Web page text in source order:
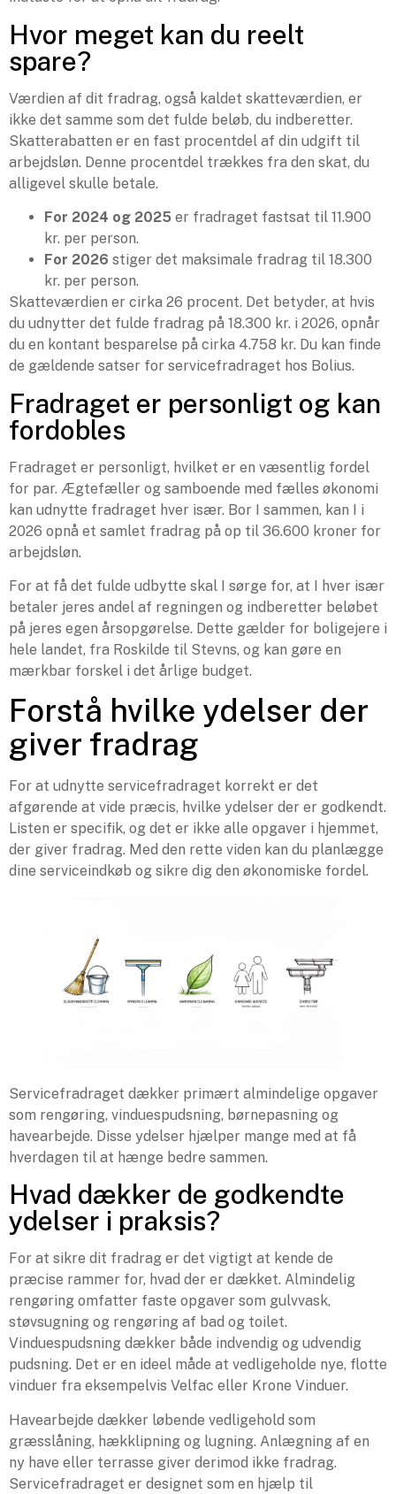
Hvor meget kan du reelt
spare?
Værdien af dit fradrag, også kaldet skatteværdien, er
ikke det samme som det fulde beløb, du indberetter.
Skatterabatten er en fast procentdel af din udgift til
arbejdsløn. Denne procentdel trækkes fra den skat, du
alligevel skulle betale.
For 2024 og 2025 er fradraget fastsat til 11.900
kr. per person.
For 2026 stiger det maksimale fradrag til 18.300
kr. per person.
Skatteværdien er cirka 26 procent. Det betyder, at hvis
du udnytter det fulde fradrag på 18.300 kr. i 2026, opnår
du en kontant besparelse på cirka 4.758 kr. Du kan finde
de gældende satser for servicefradraget hos Bolius.
Fradraget er personligt og kan
fordobles
Fradraget er personligt, hvilket er en væsentlig fordel
for par. Ægtefæller og samboende med fælles økonomi
kan udnytte fradraget hver især. Bor I sammen, kan I i
2026 opnå et samlet fradrag på op til 36.600 kroner for
arbejdsløn.
For at få det fulde udbytte skal I sørge for, at I hver især
betaler jeres andel af regningen og indberetter beløbet
på jeres egen årsopgørelse. Dette gælder for boligejere i
hele landet, fra Roskilde til Stevns, og kan gøre en
mærkbar forskel i det årlige budget.
Forstå hvilke ydelser der
giver fradrag
For at udnytte servicefradraget korrekt er det
afgørende at vide præcis, hvilke ydelser der er godkendt.
Listen er specifik, og det er ikke alle opgaver i hjemmet,
der giver fradrag. Med den rette viden kan du planlægge
dine serviceindkøb og sikre dig den økonomiske fordel.
Servicefradraget dækker primært almindelige opgaver
som rengøring, vinduespudsning, børnepasning og
havearbejde. Disse ydelser hjælper mange med at få
hverdagen til at hænge bedre sammen.
Hvad dækker de godkendte
ydelser i praksis?
For at sikre dit fradrag er det vigtigt at kende de
præcise rammer for, hvad der er dækket. Almindelig
rengøring omfatter faste opgaver som gulvvask,
støvsugning og rengøring af bad og toilet.
Vinduespudsning dækker både indvendig og udvendig
pudsning. Det er en ideel måde at vedligeholde nye, flotte
vinduer fra eksempelvis Velfac eller Krone Vinduer.
Havearbejde dækker løbende vedligehold som
græsslåning, hækklipning og lugning. Anlægning af en
ny have eller terrasse giver derimod ikke fradrag.
Servicefradraget er designet som en hjælp til